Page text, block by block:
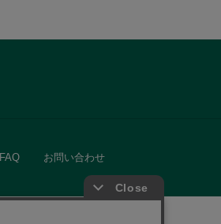
FAQ お問い合わせ